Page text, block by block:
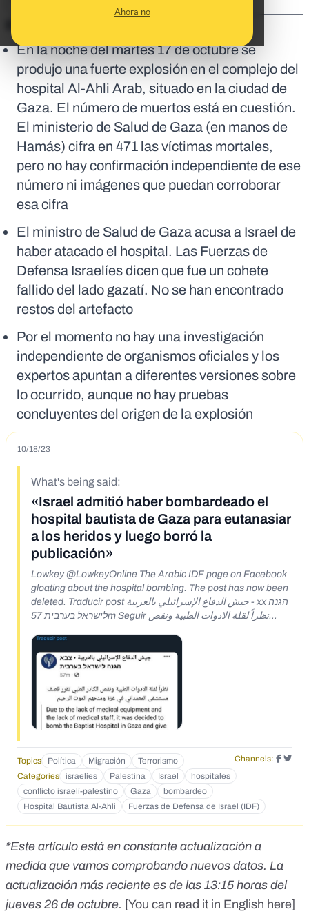
Ahora no
En la noche del martes 17 de octubre se
produjo una fuerte explosión en el complejo del
hospital Al-Ahli Arab, situado en la ciudad de
Gaza. El número de muertos está en cuestión.
El ministerio de Salud de Gaza (en manos de
Hamás) cifra en 471 las víctimas mortales,
pero no hay confirmación independiente de ese
número ni imágenes que puedan corroborar
esa cifra
El ministro de Salud de Gaza acusa a Israel de
haber atacado el hospital. Las Fuerzas de
Defensa Israelíes dicen que fue un cohete
fallido del lado gazatí. No se han encontrado
restos del artefacto
Por el momento no hay una investigación
independiente de organismos oficiales y los
expertos apuntan a diferentes versiones sobre
lo ocurrido, aunque no hay pruebas
concluyentes del origen de la explosión
10/18/23
What's being said:
«Israel admitió haber bombardeado el
hospital bautista de Gaza para eutanasiar
a los heridos y luego borró la
publicación»
Lowkey @LowkeyOnline The Arabic IDF page on Facebook
gloating about the hospital bombing. The post has now been
deleted. Traducir post جيش الدفاع الإسرائيلي بالعربية - xx הגנה
לישראל בערבית 57m Seguir نظراً لقلة الادوات الطبية ونقص
الموت الرحيم Due to the lack of medical equipment and the
lack of medical staff, it was decided to bomb the Baptist
Hospital in Gaza and give them euthanasia death Rate this
translation 22:18.17 oct 23 42,1K Visualizaciones ● 1.730
Republicaciones 152 Citas 2.236 Me gusta :
Topics Política Migración Terrorismo
Channels:
Categories
israelíes Palestina Israel
hospitales
conflicto israelí-palestino
Gaza
bombardeo
Hospital Bautista Al-Ahli
Fuerzas de Defensa de Israel (IDF)
*Este artículo está en constante actualización a
medida que vamos comprobando nuevos datos. La
actualización más reciente es de las 13:15 horas del
jueves 26 de octubre. [You can read it in English here]